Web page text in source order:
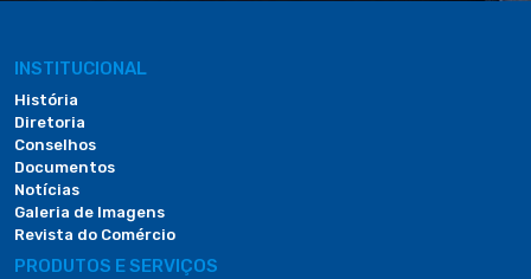
INSTITUCIONAL
História
Diretoria
Conselhos
Documentos
Notícias
Galeria de Imagens
Revista do Comércio
PRODUTOS E SERVIÇOS